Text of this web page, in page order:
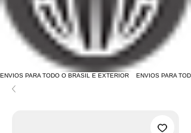
ENVIOS PARA TODO O BRASIL E EXTERIOR